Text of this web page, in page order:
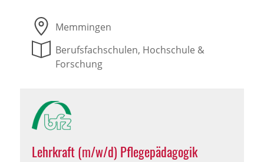
Memmingen
Berufsfachschulen, Hochschule &
Forschung
Lehrkraft (m/w/d) Pflegepädagogik